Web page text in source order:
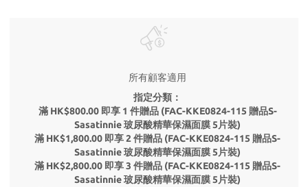
所有顧客適用
指定分類：
滿 HK$800.00 即享 1 件贈品 (FAC-KKE0824-115 贈品S-
Sasatinnie 玻尿酸精華保濕面膜 5片裝)
滿 HK$1,800.00 即享 2 件贈品 (FAC-KKE0824-115 贈品S-
Sasatinnie 玻尿酸精華保濕面膜 5片裝)
滿 HK$2,800.00 即享 3 件贈品 (FAC-KKE0824-115 贈品S-
Sasatinnie 玻尿酸精華保濕面膜 5片裝)